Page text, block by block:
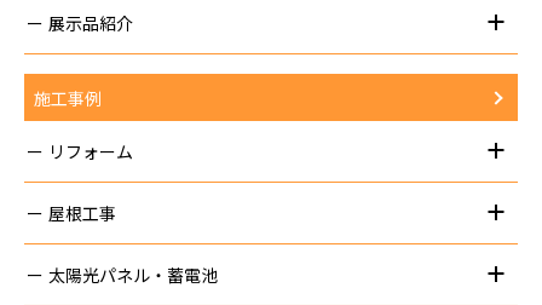
展示品紹介
施工事例
リフォーム
屋根工事
太陽光パネル・蓄電池